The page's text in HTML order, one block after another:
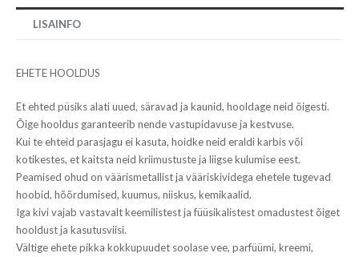
LISAINFO
EHETE HOOLDUS
Et ehted püsiks alati uued, säravad ja kaunid, hooldage neid õigesti.
Õige hooldus garanteerib nende vastupidavuse ja kestvuse.
Kui te ehteid parasjagu ei kasuta, hoidke neid eraldi karbis või
kotikestes, et kaitsta neid kriimustuste ja liigse kulumise eest.
Peamised ohud on väärismetallist ja vääriskividega ehetele tugevad
hoobid, hõõrdumised, kuumus, niiskus, kemikaalid.
Iga kivi vajab vastavalt keemilistest ja füüsikalistest omadustest õiget
hooldust ja kasutusviisi.
Vältige ehete pikka kokkupuudet soolase vee, parfüümi, kreemi,